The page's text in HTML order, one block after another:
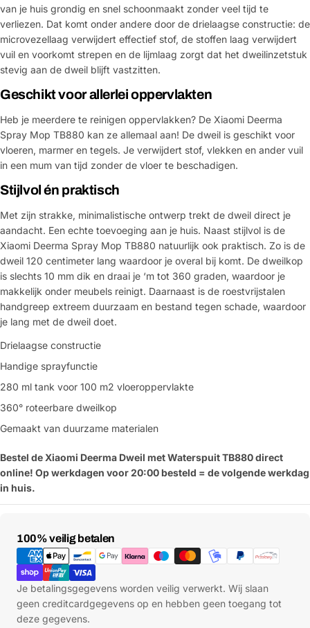
van je huis grondig en snel schoonmaakt zonder veel tijd te
verliezen. Dat komt onder andere door de drielaagse constructie: de
microvezellaag verwijdert effectief stof, de stoffen laag verwijdert
vuil en voorkomt strepen en de lijmlaag zorgt dat het dweilinzetstuk
stevig aan de dweil blijft vastzitten.
Geschikt voor allerlei oppervlakten
Heb je meerdere te reinigen oppervlakken? De Xiaomi Deerma
Spray Mop TB880 kan ze allemaal aan! De dweil is geschikt voor
vloeren, marmer en tegels. Je verwijdert stof, vlekken en ander vuil
in een mum van tijd zonder de vloer te beschadigen.
Stijlvol én praktisch
Met zijn strakke, minimalistische ontwerp trekt de dweil direct je
aandacht. Een echte toevoeging aan je huis. Naast stijlvol is de
Xiaomi Deerma Spray Mop TB880 natuurlijk ook praktisch. Zo is de
dweil 120 centimeter lang waardoor je overal bij komt. De dweilkop
is slechts 10 mm dik en draai je ‘m tot 360 graden, waardoor je
makkelijk onder meubels reinigt. Daarnaast is de roestvrijstalen
handgreep extreem duurzaam en bestand tegen schade, waardoor
je lang met de dweil doet.
Drielaagse constructie
Handige sprayfunctie
280 ml tank voor 100 m2 vloeroppervlakte
360° roteerbare dweilkop
Gemaakt van duurzame materialen
Bestel de Xiaomi Deerma Dweil met Waterspuit TB880direct
online! Op werkdagen voor 20:00 besteld = de volgende werkdag
in huis.
100% veilig betalen
Betaalmethoden
Je betalingsgegevens worden veilig verwerkt. Wij slaan
geen creditcardgegevens op en hebben geen toegang tot
deze gegevens.